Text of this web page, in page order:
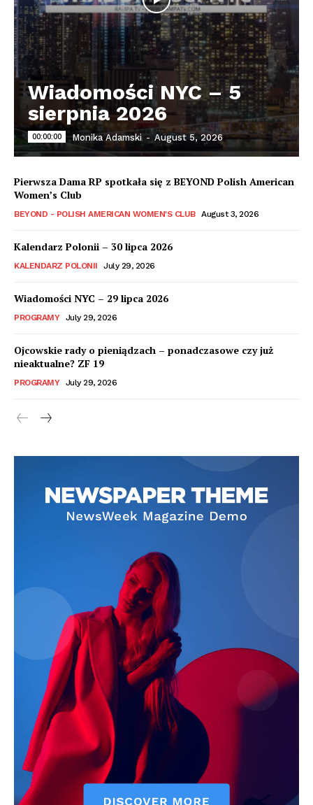
Wiadomości NYC – 5
sierpnia 2026
00:00:00 Monika Adamski - August 5, 2026
Pierwsza Dama RP spotkała się z BEYOND Polish American
Women’s Club
BEYOND - POLISH AMERICAN WOMEN'S CLUB August 3, 2026
Kalendarz Polonii – 30 lipca 2026
KALENDARZ POLONII July 29, 2026
Wiadomości NYC – 29 lipca 2026
PROGRAMY July 29, 2026
Ojcowskie rady o pieniądzach – ponadczasowe czy już
nieaktualne? ZF 19
PROGRAMY July 29, 2026